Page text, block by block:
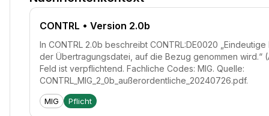
CONTRL • Version 2.0b
In CONTRL 2.0b beschreibt CONTRL:DE0020
der Übertragungsdatei, auf die Bezug genommen wird.“
Feld ist verpflichtend. Fachliche Codes: MIG. Quelle:
CONTRL_MIG_2_0b_außerordentliche_20240726.pdf.
MIG Pflicht